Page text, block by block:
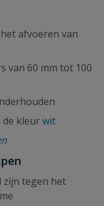
afvoeren van
van 60 mm tot 100
de kleurwit
zijn tegen het